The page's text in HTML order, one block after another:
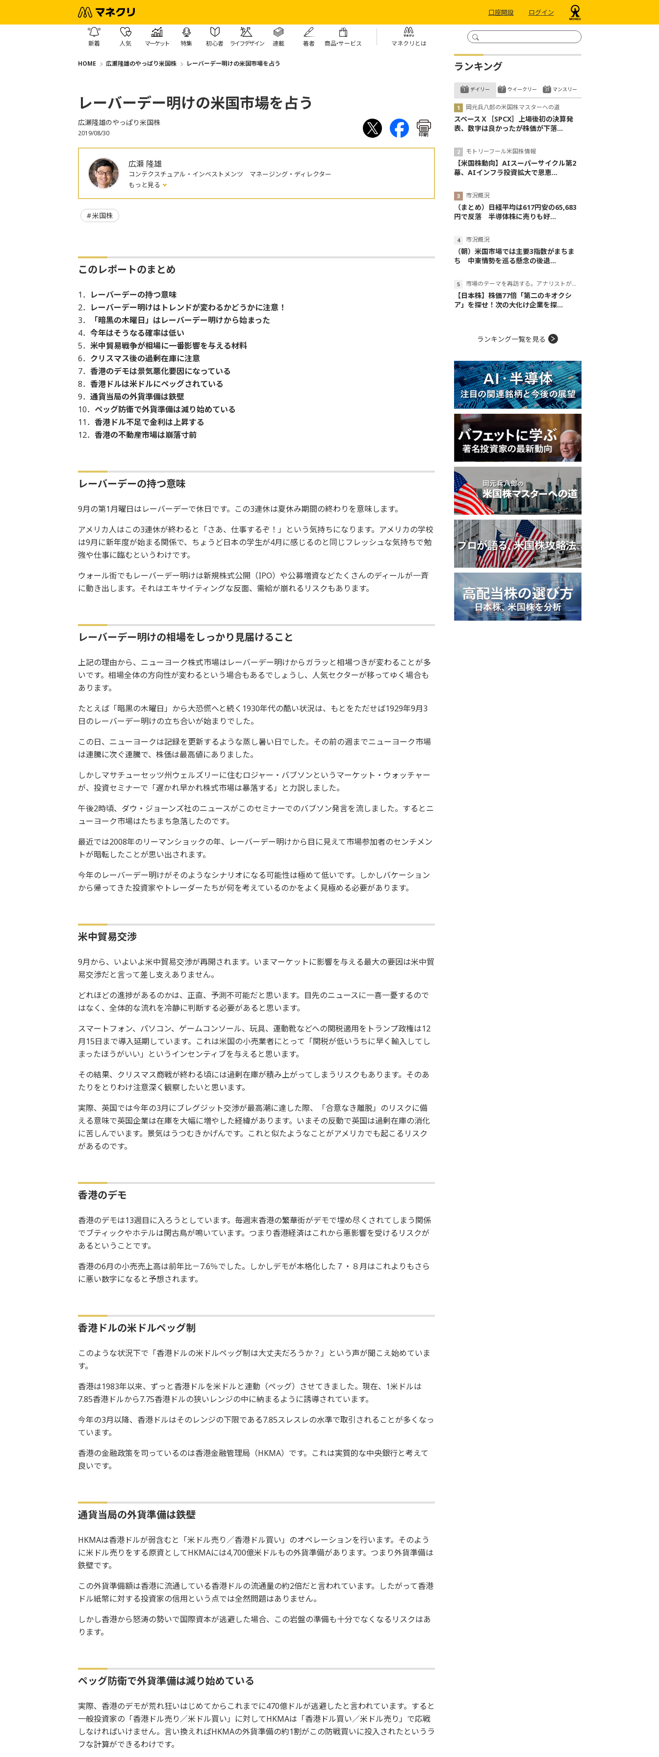
口座開設 ログイン
新着 人気 マーケット 特集 初心者 ライフデザイン 連載 著者 商品・サービス マネクリとは
HOME 広瀬隆雄のやっぱり米国株 レーバーデー明けの米国市場を占う
レーバーデー明けの米国市場を占う
広瀬隆雄のやっぱり米国株
2019/08/30 印刷
広瀬 隆雄
コンテクスチュアル・インベストメンツ マネージング・ディレクター
もっと見る
米国株
このレポートのまとめ
1．
レーバーデーの持つ意味
2．
レーバーデー明けはトレンドが変わるかどうかに注意！
3．
「暗黒の木曜日」はレーバーデー明けから始まった
4． 今年はそうなる確率は低い
5． 米中貿易戦争が相場に一番影響を与える材料
6． クリスマス後の過剰在庫に注意
7． 香港のデモは景気悪化要因になっている
8． 香港ドルは米ドルにペッグされている
9． 通貨当局の外貨準備は鉄壁
10． ペッグ防衛で外貨準備は減り始めている
11． 香港ドル不足で金利は上昇する
12． 香港の不動産市場は崩落寸前
レーバーデーの持つ意味
9月の第1月曜日はレーバーデーで休日です。この3連休は夏休み期間の終わりを意味します。
アメリカ人はこの3連休が終わると「さあ、仕事するぞ！」という気持ちになります。アメリカの学校
は9月に新年度が始まる関係で、ちょうど日本の学生が4月に感じるのと同じフレッシュな気持ちで勉
強や仕事に臨むというわけです。
ウォール街でもレーバーデー明けは新規株式公開（IPO）や公募増資などたくさんのディールが一斉
に動き出します。それはエキサイティングな反面、需給が崩れるリスクもあります。
レーバーデー明けの相場をしっかり見届けること
上記の理由から、ニューヨーク株式市場はレーバーデー明けからガラッと相場つきが変わることが多
いです。相場全体の方向性が変わるという場合もあるでしょうし、人気セクターが移ってゆく場合も
あります。
たとえば「暗黒の木曜日」から大恐慌へと続く1930年代の酷い状況は、もとをただせば1929年9月3
日のレーバーデー明けの立ち合いが始まりでした。
この日、ニューヨークは記録を更新するような蒸し暑い日でした。その前の週までニューヨーク市場
は連騰に次ぐ連騰で、株価は最高値にありました。
しかしマサチューセッツ州ウェルズリーに住むロジャー・バブソンというマーケット・ウォッチャー
が、投資セミナーで「遅かれ早かれ株式市場は暴落する」と力説しました。
午後2時頃、ダウ・ジョーンズ社のニュースがこのセミナーでのバブソン発言を流しました。するとニ
ューヨーク市場はたちまち急落したのです。
最近では2008年のリーマンショックの年、レーバーデー明けから目に見えて市場参加者のセンチメン
トが暗転したことが思い出されます。
今年のレーバーデー明けがそのようなシナリオになる可能性は極めて低いです。しかしバケーション
から帰ってきた投資家やトレーダーたちが何を考えているのかをよく見極める必要があります。
米中貿易交渉
9月から、いよいよ米中貿易交渉が再開されます。いまマーケットに影響を与える最大の要因は米中貿
易交渉だと言って差し支えありません。
どれほどの進捗があるのかは、正直、予測不可能だと思います。目先のニュースに一喜一憂するので
はなく、全体的な流れを冷静に判断する必要があると思います。
スマートフォン、パソコン、ゲームコンソール、玩具、運動靴などへの関税適用をトランプ政権は12
月15日まで導入延期しています。これは米国の小売業者にとって「関税が低いうちに早く輸入してし
まったほうがいい」というインセンティブを与えると思います。
その結果、クリスマス商戦が終わる頃には過剰在庫が積み上がってしまうリスクもあります。そのあ
たりをとりわけ注意深く観察したいと思います。
実際、英国では今年の3月にブレグジット交渉が最高潮に達した際、「合意なき離脱」のリスクに備
える意味で英国企業は在庫を大幅に増やした経緯があります。いまその反動で英国は過剰在庫の消化
に苦しんでいます。景気はうつむきかげんです。これと似たようなことがアメリカでも起こるリスク
があるのです。
香港のデモ
香港のデモは13週目に入ろうとしています。毎週末香港の繁華街がデモで埋め尽くされてしまう関係
でブティックやホテルは閑古鳥が鳴いています。つまり香港経済はこれから悪影響を受けるリスクが
あるということです。
香港の6月の小売売上高は前年比－7.6％でした。しかしデモが本格化した７・８月はこれよりもさら
に悪い数字になると予想されます。
香港ドルの米ドルペッグ制
このような状況下で「香港ドルの米ドルペッグ制は大丈夫だろうか？」という声が聞こえ始めていま
す。
香港は1983年以来、ずっと香港ドルを米ドルと連動（ペッグ）させてきました。現在、1米ドルは
7.85香港ドルから7.75香港ドルの狭いレンジの中に納まるように誘導されています。
今年の3月以降、香港ドルはそのレンジの下限である7.85スレスレの水準で取引されることが多くなっ
ています。
香港の金融政策を司っているのは香港金融管理局（HKMA）です。これは実質的な中央銀行と考えて
良いです。
通貨当局の外貨準備は鉄壁
HKMAは香港ドルが弱含むと「米ドル売り／香港ドル買い」のオペレーションを行います。そのよう
に米ドル売りをする原資としてHKMAには4,700億米ドルもの外貨準備があります。つまり外貨準備は
鉄壁です。
この外貨準備額は香港に流通している香港ドルの流通量の約2倍だと言われています。したがって香港
ドル紙幣に対する投資家の信用という点では全然問題はありません。
しかし香港から怒涛の勢いで国際資本が逃避した場合、この岩盤の準備も十分でなくなるリスクはあ
ります。
ペッグ防衛で外貨準備は減り始めている
実際、香港のデモが荒れ狂いはじめてからこれまでに470億ドルが逃避したと言われています。すると
一般投資家の「香港ドル売り／米ドル買い」に対してHKMAは「香港ドル買い／米ドル売り」で応戦
しなければいけません。言い換えればHKMAの外貨準備の約1割がこの防戦買いに投入されたというラ
フな計算ができるわけです。
ランキング
デイリー
岡元兵八郎の米国株マスターへの道
スペースＸ［SPCX］上場後初の決算発
表、数字は良かったが株価が下落...
モトリーフール米国株情報
【米国株動向】AIスーパーサイクル第2
幕、AIインフラ投資拡大で恩恵...
市況概況
（まとめ）日経平均は617円安の65,683
円で反落 半導体株に売りも好...
市況概況
（朝）米国市場では主要3指数がまちま
ち 中東情勢を巡る懸念の後退...
市場のテーマを再訪する。アナリストが読み解くテーマの本質
【日本株】株価77倍「第二のキオクシ
ア」を探せ！次の大化け企業を探...
ウイークリー マンスリー
ランキング一覧を見る